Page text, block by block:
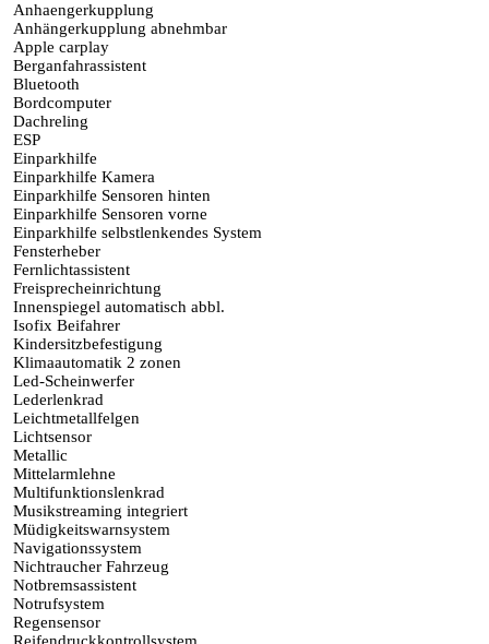
Anhaengerkupplung
Anhängerkupplung abnehmbar
Apple carplay
Berganfahrassistent
Bluetooth
Bordcomputer
Dachreling
ESP
Einparkhilfe
Einparkhilfe Kamera
Einparkhilfe Sensoren hinten
Einparkhilfe Sensoren vorne
Einparkhilfe selbstlenkendes System
Fensterheber
Fernlichtassistent
Freisprecheinrichtung
Innenspiegel automatisch abbl.
Isofix Beifahrer
Kindersitzbefestigung
Klimaautomatik 2 zonen
Led-Scheinwerfer
Lederlenkrad
Leichtmetallfelgen
Lichtsensor
Metallic
Mittelarmlehne
Multifunktionslenkrad
Musikstreaming integriert
Müdigkeitswarnsystem
Navigationssystem
Nichtraucher Fahrzeug
Notbremsassistent
Notrufsystem
Regensensor